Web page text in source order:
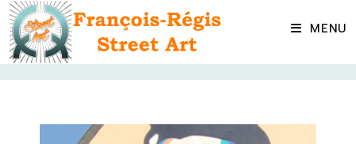
Skip
content MENU